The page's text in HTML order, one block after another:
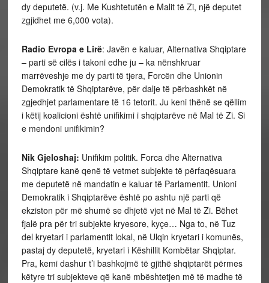
dy deputetë. (v.j. Me Kushtetutën e Malit të Zi, një deputet
zgjidhet me 6,000 vota).
Radio Evropa e Lirë: Javën e kaluar, Alternativa Shqiptare
– parti së cilës i takoni edhe ju – ka nënshkruar
marrëveshje me dy parti të tjera, Forcën dhe Unionin
Demokratik të Shqiptarëve, për dalje të përbashkët në
zgjedhjet parlamentare të 16 tetorit. Ju keni thënë se qëllim
i këtij koalicioni është unifikimi i shqiptarëve në Mal të Zi. Si
e mendoni unifikimin?
Nik Gjeloshaj: Unifikim politik. Forca dhe Alternativa
Shqiptare kanë qenë të vetmet subjekte të përfaqësuara
me deputetë në mandatin e kaluar të Parlamentit. Unioni
Demokratik i Shqiptarëve është po ashtu një parti që
ekziston për më shumë se dhjetë vjet në Mal të Zi. Bëhet
fjalë pra për tri subjekte kryesore, kyçe… Nga to, në Tuz
del kryetari i parlamentit lokal, në Ulqin kryetari i komunës,
pastaj dy deputetë, kryetari i Këshillit Kombëtar Shqiptar.
Pra, kemi dashur t’i bashkojmë të gjithë shqiptarët përmes
këtyre tri subjekteve që kanë mbështetjen më të madhe të